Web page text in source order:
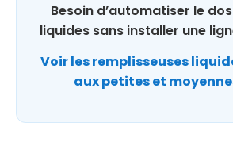
Besoin d’automatiser le
liquides sans installer une
Voir les remplisseuses
aux petites et